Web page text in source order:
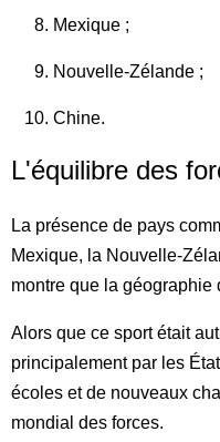
Mexique ;
Nouvelle-Zélande ;
Chine.
L'équilibre des
La présence de pays
Mexique, la Nouvelle-
montre que la géographie
Alors que ce sport était
principalement par les
écoles et de nouveaux
mondial des forces.